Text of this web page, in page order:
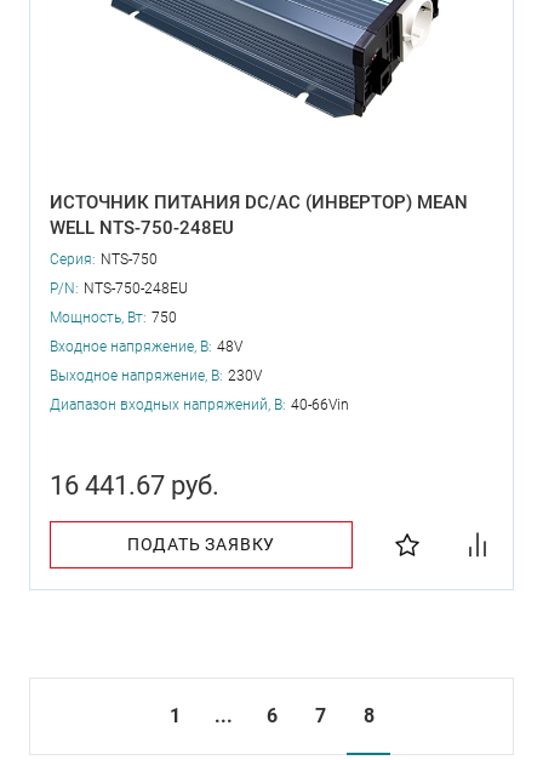
ИСТОЧНИК ПИТАНИЯ DC/AC (ИНВЕРТОР) MEAN
WELL NTS-750-248EU
Серия: NTS-750
P/N: NTS-750-248EU
Мощность, Вт: 750
Входное напряжение, В: 48V
Выходное напряжение, В: 230V
Диапазон входных напряжений, В: 40-66Vin
16 441.67 руб.
ПОДАТЬ ЗАЯВКУ
1 ... 6 7 8